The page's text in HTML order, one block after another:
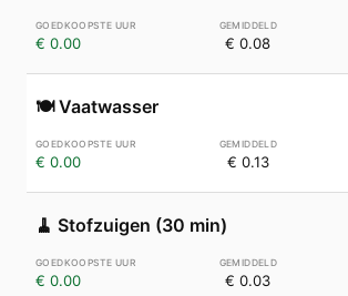
€ 0.00 € 0.08
🍽️ Vaatwasser
€ 0.00 € 0.13
🧹 Stofzuigen (30 min)
€ 0.00 € 0.03